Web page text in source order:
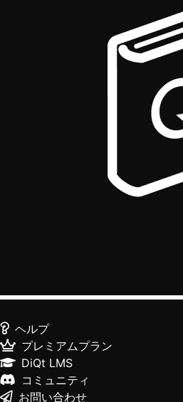
ヘルプ
プレミアムプラン
DiQt LMS
コミュニティ
お問い合わせ